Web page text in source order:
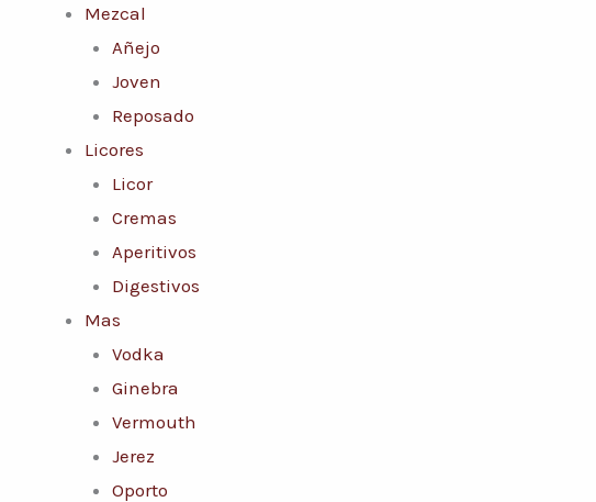
Mezcal
Añejo
Joven
Reposado
Licores
Licor
Cremas
Aperitivos
Digestivos
Mas
Vodka
Ginebra
Vermouth
Jerez
Oporto